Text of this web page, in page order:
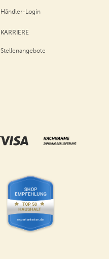
Händler-Login
KARRIERE
Stellenangebote